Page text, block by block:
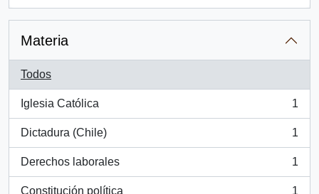
Materia
Todos
Iglesia Católica
, 1 resultados
1
Dictadura (Chile)
, 1 resultados
1
Derechos laborales
, 1 resultados
1
Constitución política 1